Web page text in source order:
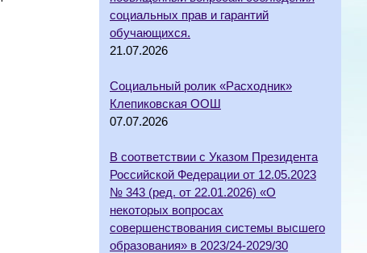
социальных прав и гарантий
обучающихся.
21.07.2026
Социальный ролик «Расходник»
Клепиковская ООШ
07.07.2026
В соответствии с Указом Президента
Российской Федерации от 12.05.2023
№ 343 (ред. от 22.01.2026) «О
некоторых вопросах
совершенствования системы высшего
образования» в 2023/24-2029/30